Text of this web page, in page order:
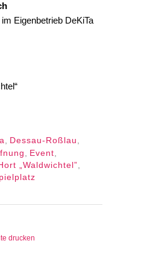
Eigenbetrieb DeKiTa
Dessau-Roßlau
Event
„Waldwichtel”
drucken